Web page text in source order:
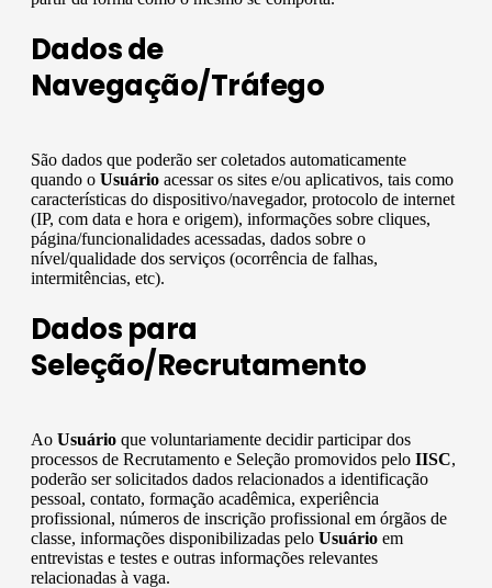
Dados de
Navegação/Tráfego
São dados que poderão ser coletados automaticamente
quando o Usuário acessar os sites e/ou aplicativos, tais como
características do dispositivo/navegador, protocolo de internet
(IP, com data e hora e origem), informações sobre cliques,
página/funcionalidades acessadas, dados sobre o
nível/qualidade dos serviços (ocorrência de falhas,
intermitências, etc).
Dados para
Seleção/Recrutamento
Ao Usuário que voluntariamente decidir participar dos
processos de Recrutamento e Seleção promovidos pelo IISC,
poderão ser solicitados dados relacionados a identificação
pessoal, contato, formação acadêmica, experiência
profissional, números de inscrição profissional em órgãos de
classe, informações disponibilizadas pelo Usuário em
entrevistas e testes e outras informações relevantes
relacionadas à vaga.